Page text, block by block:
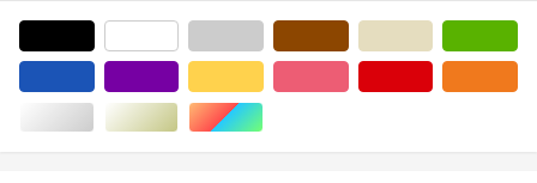
シルバー/銀色系ゴールド/金色系マルチカラー